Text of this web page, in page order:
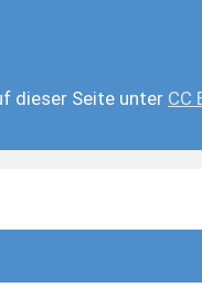
dieser Seite unter CC